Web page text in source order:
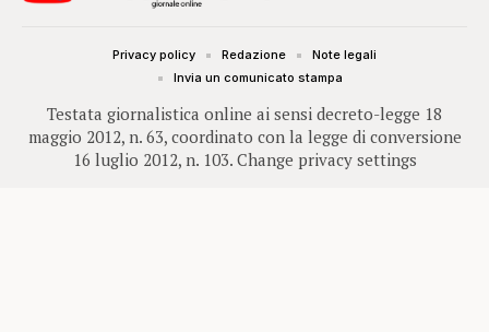
Testata giornalistica online ai sensi decreto-legge 18
maggio 2012, n. 63, coordinato con la legge di conversione
16 luglio 2012, n. 103. Change privacy settings
Privacy policy Redazione
Note legali
Invia un comunicato stampa